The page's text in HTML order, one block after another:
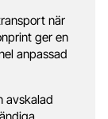
när
ger en
anpassad
avskalad